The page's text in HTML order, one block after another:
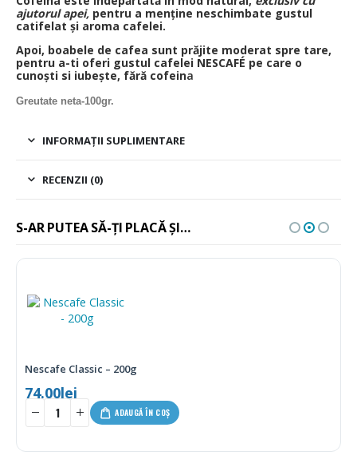
ajutorul apei, pentru a menține neschimbate gustul
catifelat și aroma cafelei.
Apoi, boabele de cafea sunt prăjite moderat spre tare,
pentru a-ti oferi gustul cafelei NESCAFÉ pe care o
cunoști si iubește, fără cofeina
Greutate neta-100gr.
INFORMAȚII SUPLIMENTARE
RECENZII (0)
S-AR PUTEA SĂ-ȚI PLACĂ ȘI…
Nescafe Classic – 200g
74.00lei
ADAUGĂ ÎN COȘ